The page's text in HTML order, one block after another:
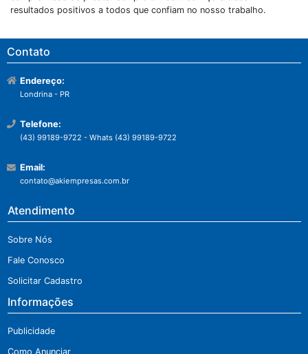
resultados positivos a todos que confiam no nosso trabalho.
Contato
Endereço:
Londrina - PR
Telefone:
(43) 99189-9722 - Whats (43) 99189-9722
Email:
contato@akiempresas.com.br
Atendimento
Sobre Nós
Fale Conosco
Solicitar Cadastro
Informações
Publicidade
Como Anunciar